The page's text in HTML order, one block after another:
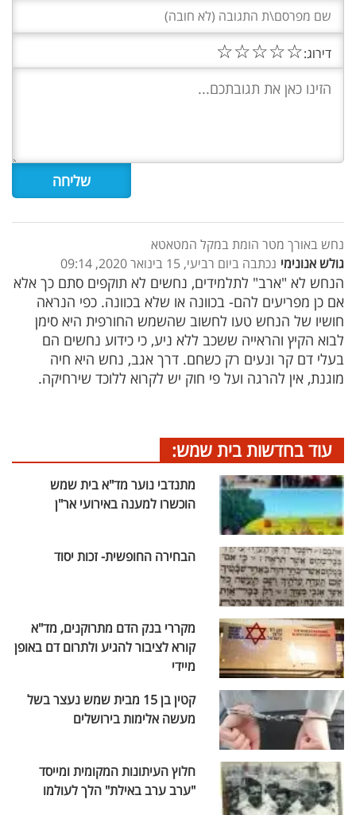
דירוג:☆
☆
☆
☆
☆
נחש באורך מטר הומת במקל המטאטא
גולש אנונימי נכתבה ביום רביעי, 15 בינואר 2020, 09:14
הנחש לא "ארב" לתלמידים, נחשים לא תוקפים סתם כך אלא
אם כן מפריעים להם- בכוונה או שלא בכוונה. כפי הנראה
חושיו של הנחש טעו לחשוב שהשמש החורפית היא סימן
לבוא הקיץ והראייה ששכב ללא ניע, כי כידוע נחשים הם
בעלי דם קר ונעים רק כשחם. דרך אגב, נחש היא חיה
מוגנת, אין להרגה ועל פי חוק יש לקרוא ללוכד שירחיקה.
עוד בחדשות בית שמש:
מתנדבי נוער מד"א בית שמש
הוכשרו למענה באירועי אר"ן
הבחירה החופשית- זכות יסוד
מקררי בנק הדם מתרוקנים, מד"א
קורא לציבור להגיע ולתרום דם באופן
מיידי
קטין בן 15 מבית שמש נעצר בשל
מעשה אלימות בירושלים
חלוץ העיתונות המקומית ומייסד
"ערב ערב באילת" הלך לעולמו